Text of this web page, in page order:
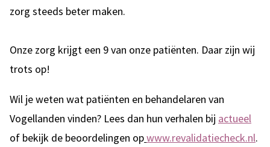
zorg steeds beter maken.
Onze zorg krijgt een 9 van onze patiënten. Daar zijn wij
trots op!
Wil je weten wat patiënten en behandelaren van
Vogellanden vinden? Lees dan hun verhalen bij actueel
of bekijk de beoordelingen opwww.revalidatiecheck.nl.